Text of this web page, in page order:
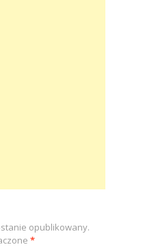
opublikowany.
*